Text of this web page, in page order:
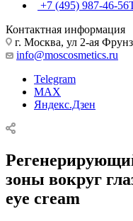
+7 (495) 987-46-56
Контактная информация
г. Москва, ул 2-ая
info@moscosmetics.ru
Telegram
MAX
Яндекс.Дзен
зоны вокруг
eye cream